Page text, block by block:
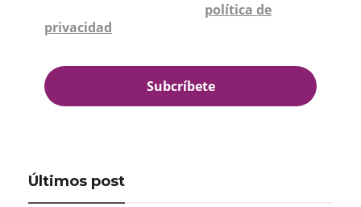
política de
privacidad
Últimos post